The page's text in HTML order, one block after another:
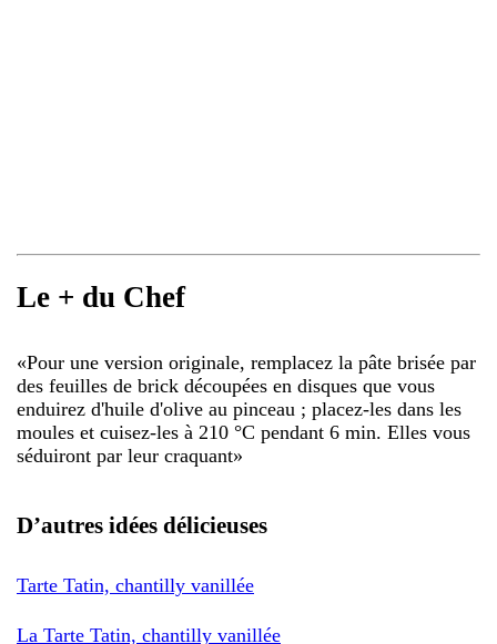
Le + du Chef
«Pour une version originale, remplacez la pâte brisée par
des feuilles de brick découpées en disques que vous
enduirez d'huile d'olive au pinceau ; placez-les dans les
moules et cuisez-les à 210 °C pendant 6 min. Elles vous
séduiront par leur craquant»
D’autres idées délicieuses
Tarte Tatin, chantilly vanillée
La Tarte Tatin, chantilly vanillée